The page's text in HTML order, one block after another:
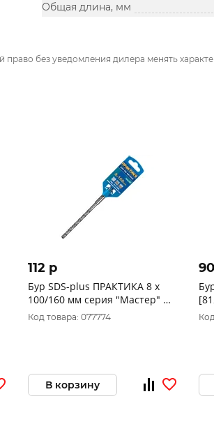
Общая длина, мм
право без уведомления дилера менять
112 p
Бур SDS-plus ПРАКТИКА 8 х
100/160 мм серия "Мастер" по
бетону 911-628
Код товара: 077774
В корзину